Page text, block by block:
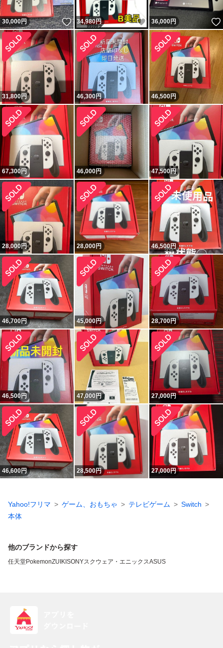
30,000円 いいね！
34,980円 いいね！
36,000円
31,800円 46,300円 46,500円
67,300円 46,000円 47,500円
28,000円 28,000円 46,500円
46,700円 45,000円 28,700円
46,500円 47,000 円 27,000円
46,600円 28,500円 27,000円
Yahoo!フリマ ゲーム、おもちゃ テレビゲーム
Switch
本体
他のブランドから探す
任天堂PokemonZUIKI SONYスクウェア・エニックスASUS